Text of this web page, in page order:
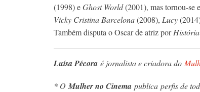
(1998) eGhost World(2001), mas tornou-se
Vicky Cristina Barcelona(2008), Lucy
Também disputa o Oscar de atriz por
Luísa Pécora é jornalista e criadora do
* O Mulher no Cinema publica perfis de